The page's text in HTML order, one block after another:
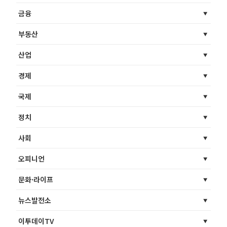
금융
부동산
산업
경제
국제
정치
사회
오피니언
문화·라이프
뉴스발전소
이투데이TV